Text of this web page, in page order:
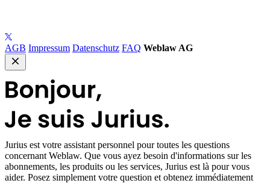
AGB Impressum Datenschutz FAQ Weblaw AG
Jurius est votre assistant personnel pour toutes les questions
concernant Weblaw. Que vous ayez besoin d'informations sur les
abonnements, les produits ou les services, Jurius est là pour vous
aider. Posez simplement votre question et obtenez immédiatement